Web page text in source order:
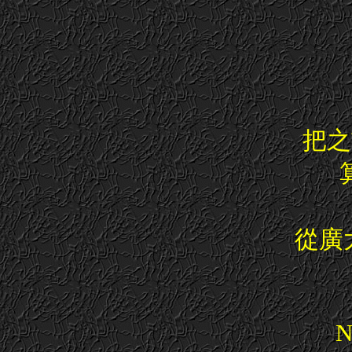
把
從廣